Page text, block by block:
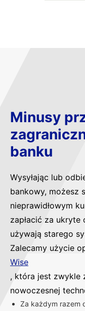
Minusy
banku
Wysyłając lub
bankowy, możesz
nieprawidłowym
zapłacić za ukryte
używają starego
Zalecamy użycie
Wise
, która jest zwykle
nowoczesnej
Za każdym razem